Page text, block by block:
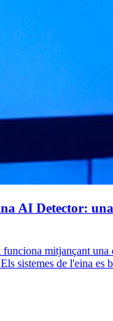
AI Detector:
mitjançant una
sistemes de l'eina es